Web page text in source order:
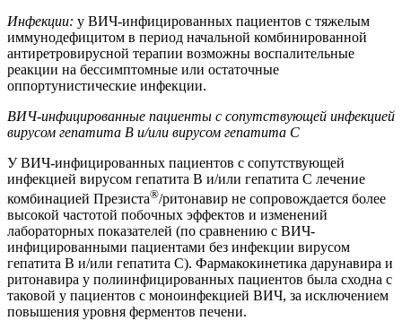
Инфекции: у ВИЧ-инфицированных пациентов с тяжелым
иммунодефицитом в период начальной комбинированной
антиретровирусной терапии возможны воспалительные
реакции на бессимптомные или остаточные
оппортунистические инфекции.
ВИЧ-инфицированные пациенты с сопутствующей инфекцией
вирусом гепатита В и/или вирусом гепатита С
У ВИЧ-инфицированных пациентов с сопутствующей
инфекцией вирусом гепатита В и/или гепатита С лечение
комбинацией Презиста®/ритонавир не сопровождается более
высокой частотой побочных эффектов и изменений
лабораторных показателей (по сравнению с ВИЧ-
инфицированными пациентами без инфекции вирусом
гепатита В и/или гепатита С). Фармакокинетика дарунавира и
ритонавира у полиинфицированных пациентов была сходна с
таковой у пациентов с моноинфекцией ВИЧ, за исключением
повышения уровня ферментов печени.